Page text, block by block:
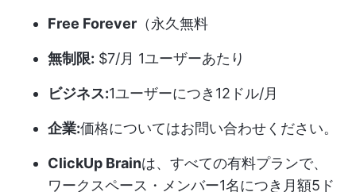
Free Forever （永久無料
無制限: $7/月 1ユーザーあたり
ビジネス:1ユーザーにつき12ドル/月
企業:価格についてはお問い合わせください。
ClickUp Brainは、すべての有料プランで、
ワークスペース・メンバー1名につき月額5ド